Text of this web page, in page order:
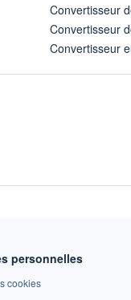
Convertisseur
Convertisseur
Convertisseur
personnelles
cookies